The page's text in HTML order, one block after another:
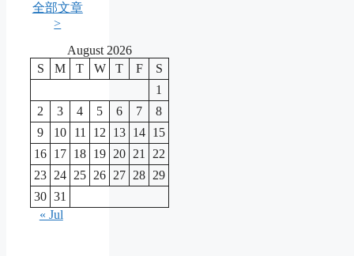
全部文章
>
August 2026
S
M T W T F
S
1
2
3 4 5 6 7
8
9
10 11 12 13 14 15
16 17 18 19 20 21 22
23 24 25 26 27 28 29
30 31
« Jul